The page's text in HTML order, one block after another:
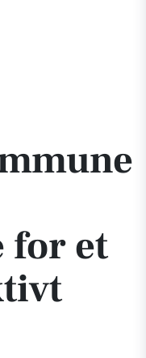
for et mere attraktivt
for et